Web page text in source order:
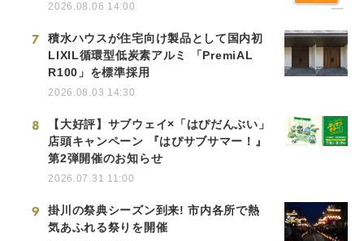
2026.08.06 14:00
7
積水ハウスが住宅向け製品として国内初
LIXIL循環型低炭素アルミ 「PremiAL
R100」を標準採用
2026.08.03 14:30
8
【大好評】サブウェイ×「はぴだんぶい」
店頭キャンペーン 『はぴサブサマー！』
第2弾開催のお知らせ
2026.07.31 11:00
9
掛川の祭典シーズン到来! 市内各所で熱
気あふれる祭りを開催